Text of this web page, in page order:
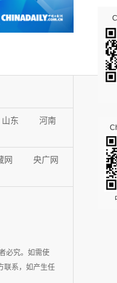
山东
河南
网
央广网
必究。如需使
联系，如产生任